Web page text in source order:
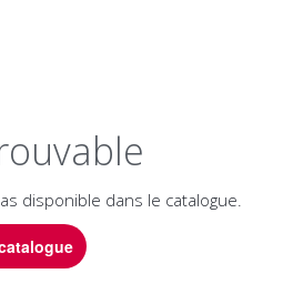
disponible dans le catalogue.